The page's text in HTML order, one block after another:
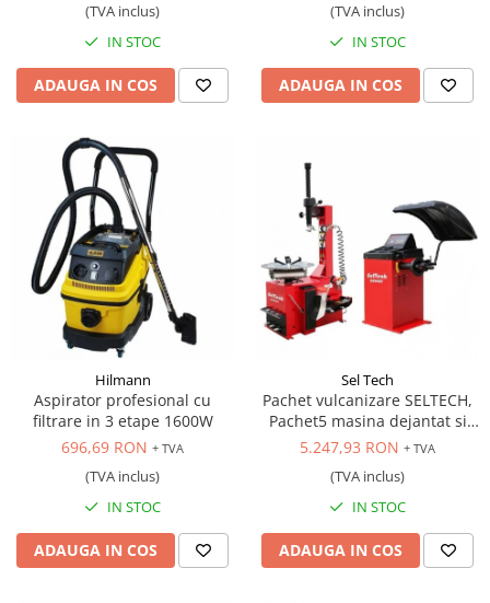
(TVA inclus)
IN STOC
ADAUGA IN COS
(TVA inclus)
IN STOC
ADAUGA IN COS
Hilmann
Aspirator profesional cu
filtrare in 3 etape 1600W
696,69 RON + TVA
(TVA inclus)
IN STOC
ADAUGA IN COS
Sel Tech
Pachet vulcanizare SELTECH,
Pachet5 masina dejantat si
masina echilibrat 24 inch,
5.247,93 RON + TVA
(TVA inclus)
IN STOC
ADAUGA IN COS